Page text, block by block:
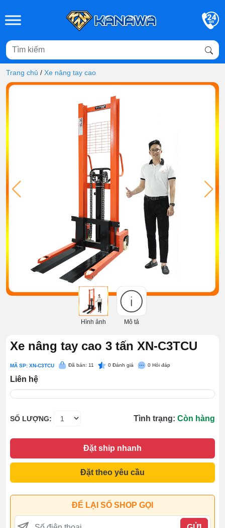
Trang chủ / Xe nâng tay cao
Hình ảnh Mô tả
Xe nâng tay cao 3 tấn XN-C3TCU
MÃ SP: XN-C3TCU Đã bán: 11 0 Đánh giá 0 Hỏi đáp
Liên hệ
SỐ LƯỢNG: Tình trạng: Còn hàng
Đặt ship nhanh
Đặt theo yêu cầu
ĐỂ LẠI SỐ SHOP GỌI